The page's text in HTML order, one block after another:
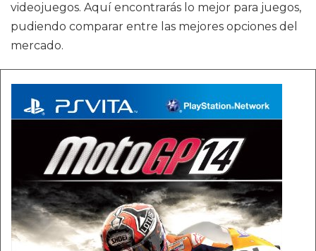
videojuegos. Aquí encontrarás lo mejor para juegos,
pudiendo comparar entre las mejores opciones del
mercado.